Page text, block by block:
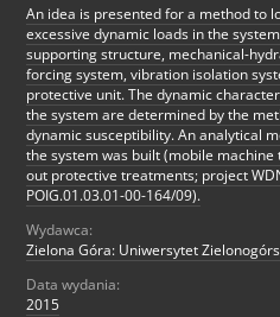
An idea is presented for a method to
excessive dynamic loads in the
supporting structure, mechanical-
forcing system, vibration isolation
protective unit. The dynamic
the system are determined by the
dynamic susceptibility. An analytical
the system was built (mobile machine
out protective treatments; project
POIG.01.03.01-00-164/09).
Wydawca:
Zielona Góra: Uniwersytet
Data wydania:
2015